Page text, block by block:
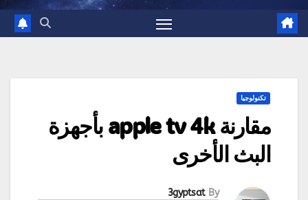
تكنولوجيا
مقارنة apple tv 4k بأجهزة
البث الأخرى
By
3gyptsat